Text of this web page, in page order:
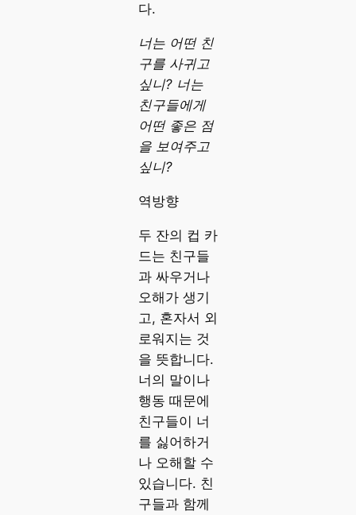
다.
너는 어떤 친
구를 사귀고
싶니? 너는
친구들에게
어떤 좋은 점
을 보여주고
싶니?
역방향
두 잔의 컵 카
드는 친구들
과 싸우거나
오해가 생기
고, 혼자서 외
로워지는 것
을 뜻합니다.
너의 말이나
행동 때문에
친구들이 너
를 싫어하거
나 오해할 수
있습니다. 친
구들과 함께